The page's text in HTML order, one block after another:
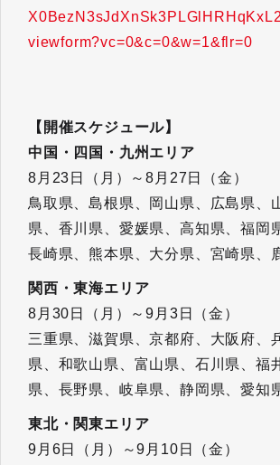
viewform?vc=0&c=0&w=1&flr=0
【開催スケジュール】
中国・四国・九州エリア
8月23日（月）～8月27日（金）
鳥取県、島根県、岡山県、広島県、
県、香川県、愛媛県、高知県、福岡
長崎県、熊本県、大分県、宮崎県、
関西・東海エリア
8月30日（月）～9月3日（金）
三重県、滋賀県、京都府、大阪府、
県、和歌山県、富山県、石川県、福
県、長野県、岐阜県、静岡県、愛知
東北・関東エリア
9月6日（月）～9月10日（金）